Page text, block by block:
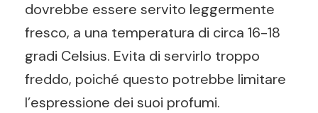
dovrebbe essere servito leggermente
fresco, a una temperatura di circa 16-18
gradi Celsius. Evita di servirlo troppo
freddo, poiché questo potrebbe limitare
l’espressione dei suoi profumi.